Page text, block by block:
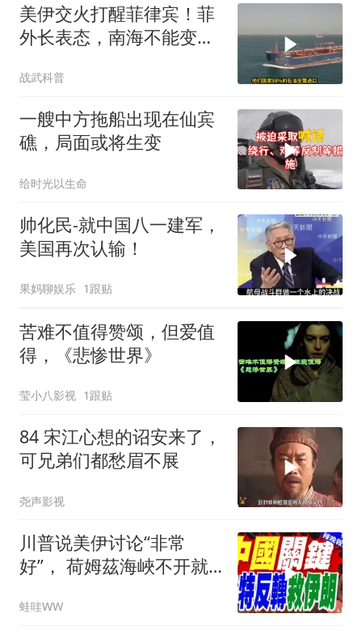
美伊交火打醒菲律宾！菲
外长表态，南海不能变成
战武科普
一艘中方拖船出现在仙宾
礁，局面或将生变
给时光以生命
帅化民-就中国八一建军，
美国再次认输！
果妈聊娱乐 1跟贴
苦难不值得赞颂，但爱值
得，《悲惨世界》
莹小八影视 1跟贴
84 宋江心想的诏安来了，
可兄弟们都愁眉不展
尧声影视
川普说美伊讨论“非常
好”， 荷姆茲海峽不开就
谢寒冰｜辣晚报20260805
蛙哇WW